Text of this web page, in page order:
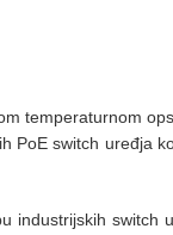
temperaturnom
PoE switch uređja
industrijskih switch